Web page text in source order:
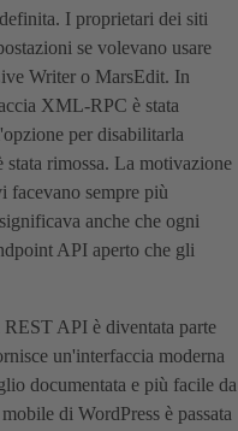
I proprietari dei siti
se volevano usare
Writer o MarsEdit. In
XML-RPC è stata
per disabilitarla
rimossa. La motivazione
facevano sempre più
anche che ogni
API aperto che gli
API è diventata parte
un'interfaccia moderna
documentata e più facile da
di WordPress è passata